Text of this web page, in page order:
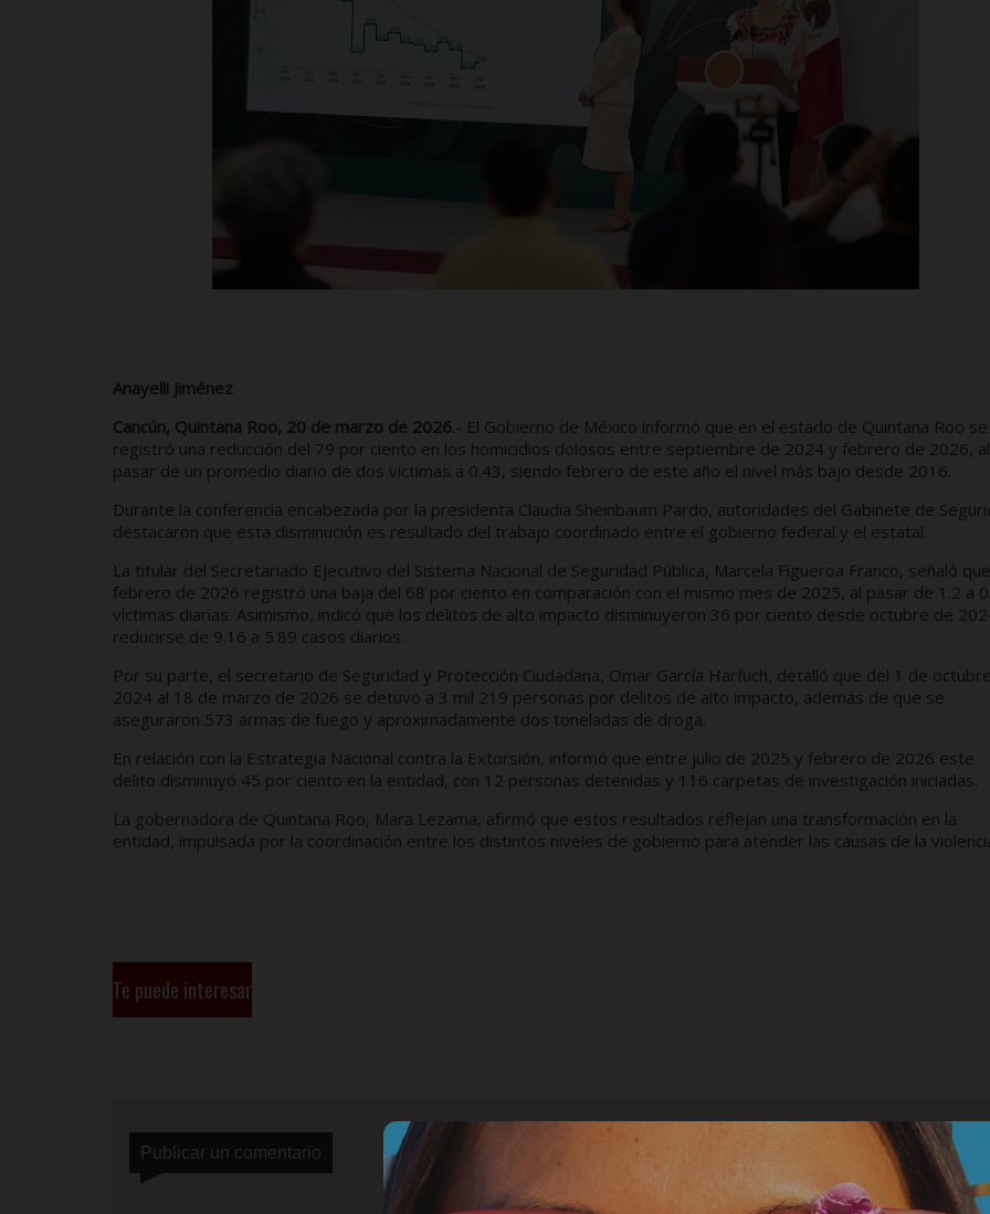
Anayelli Jiménez
Cancún, Quintana Roo, 20 de marzo de 2026.- El Gobierno de México informó que en el estado de Quintana Roo se
registró una reducción del 79 por ciento en los homicidios dolosos entre septiembre de 2024 y febrero de 2026, al
pasar de un promedio diario de dos víctimas a 0.43, siendo febrero de este año el nivel más bajo desde 2016.
Durante la conferencia encabezada por la presidenta Claudia Sheinbaum Pardo, autoridades del Gabinete de
destacaron que esta disminución es resultado del trabajo coordinado entre el gobierno federal y el estatal.
La titular del Secretariado Ejecutivo del Sistema Nacional de Seguridad Pública, Marcela Figueroa Franco, señaló que
febrero de 2026 registró una baja del 68 por ciento en comparación con el mismo mes de 2025, al pasar de 1.2 a
víctimas diarias. Asimismo, indicó que los delitos de alto impacto disminuyeron 36 por ciento desde octubre de
reducirse de 9.16 a 5.89 casos diarios.
Por su parte, el secretario de Seguridad y Protección Ciudadana, Omar García Harfuch, detalló que del 1 de
2024 al 18 de marzo de 2026 se detuvo a 3 mil 219 personas por delitos de alto impacto, además de que se
aseguraron 573 armas de fuego y aproximadamente dos toneladas de droga.
En relación con la Estrategia Nacional contra la Extorsión, informó que entre julio de 2025 y febrero de 2026 este
delito disminuyó 45 por ciento en la entidad, con 12 personas detenidas y 116 carpetas de investigación iniciadas.
La gobernadora de Quintana Roo, Mara Lezama, afirmó que estos resultados reflejan una transformación en la
entidad, impulsada por la coordinación entre los distintos niveles de gobierno para atender las causas de la
Te puede interesar
Publicar un comentario